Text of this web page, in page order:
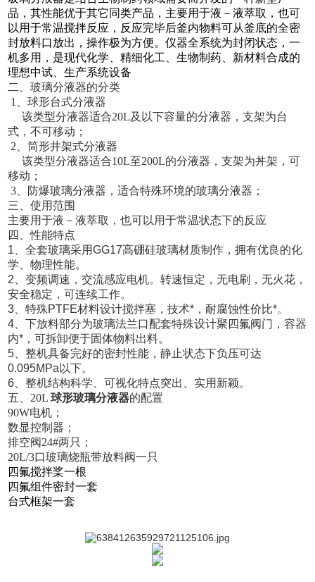
品，其性能优于其它同类产品，主要用于液－液萃取，也可
以用于常温搅拌反应，反应完毕后釜内物料可从釜底的全密
封放料口放出，操作极为方便。仪器全系统为封闭状态，一
机多用，是现代化学、精细化工、生物制药、新材料合成的
理想中试、生产系统设备
二、玻璃分液器的分类
1、球形台式分液器
该类型分液器适合20L及以下容量的分液器，支架为台
式，不可移动；
2、筒形井架式分液器
该类型分液器适合10L至200L的分液器，支架为丼架，可
移动；
3、防爆玻璃分液器，适合特殊环境的玻璃分液器；
三、使用范围
主要用于液－液萃取，也可以用于常温状态下的反应
四、性能特点
1、全套玻璃采用GG17高硼硅玻璃材质制作，拥有优良的化
学、物理性能。
2、变频调速，交流感应电机。转速恒定，无电刷，无火花，
安全稳定，可连续工作。
3、特殊PTFE材料设计搅拌塞，技术*，耐腐蚀性价比*。
4、下放料部分为玻璃法兰口配套特殊设计聚四氟阀门，容器
内*，可拆卸便于固体物料出料。
5、整机具备完好的密封性能，静止状态下负压可达
0.095MPa以下。
6、整机结构科学、可视化特点突出、实用新颖。
五、20L球形玻璃分液器的配置
90W电机；
数显控制器；
排空阀24#两只；
20L/3口玻璃烧瓶带放料阀一只
四氟搅拌桨一根
四氟组件密封一套
台式框架一套